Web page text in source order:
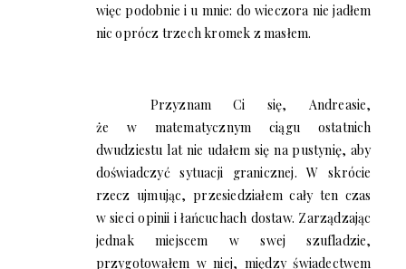
więc podobnie i u mnie: do wieczora nie jadłem
nic oprócz trzech kromek z masłem.
Przyznam Ci się, Andreasie,
że w matematycznym ciągu ostatnich
dwudziestu lat nie udałem się na pustynię, aby
doświadczyć sytuacji granicznej. W skrócie
rzecz ujmując, przesiedziałem cały ten czas
w sieci opinii i łańcuchach dostaw. Zarządzając
jednak miejscem w swej szufladzie,
przygotowałem w niej, między świadectwem